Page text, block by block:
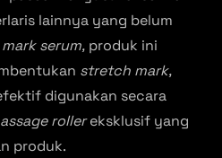
lainnya yang belum
serum, produk ini
stretch mark,
digunakan secara
rollereksklusif yang
produk.